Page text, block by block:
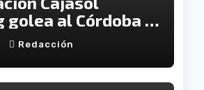
golea al Córdoba y
el Granada en
de Copa
Redacción